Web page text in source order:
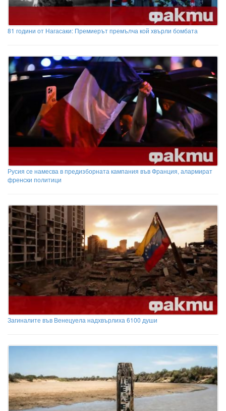
81 години от Нагасаки: Премиерът премълча кой хвърли бомбата
Русия се намесва в предизборната кампания във Франция, алармират
френски политици
Загиналите във Венецуела надхвърлиха 6100 души